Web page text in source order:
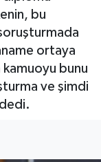
bu
ortaya
kamuoyu bunu
ve şimdi